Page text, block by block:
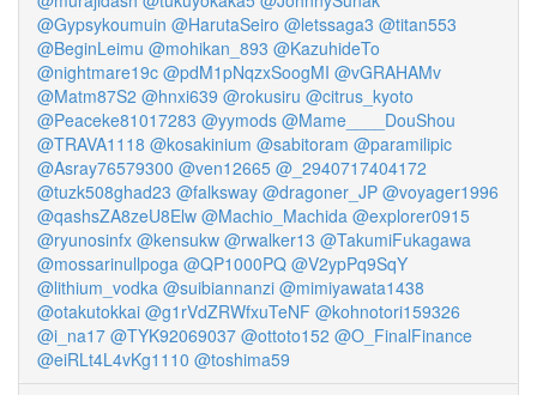
@Gypsykoumuin @HarutaSeiro @letssaga3 @titan553
@BeginLeimu @mohikan_893 @KazuhideTo
@nightmare19c @pdM1pNqzxSoogMI @vGRAHAMv
@Matm87S2 @hnxi639 @rokusiru @citrus_kyoto
@Peaceke81017283 @yymods @Mame____DouShou
@TRAVA1118 @kosakinium @sabitoram @paramilipic
@Asray76579300 @ven12665 @_2940717404172
@tuzk508ghad23 @falksway @dragoner_JP @voyager1996
@qashsZA8zeU8Elw @Machio_Machida @explorer0915
@ryunosinfx @kensukw @rwalker13 @TakumiFukagawa
@mossarinullpoga @QP1000PQ @V2ypPq9SqY
@lithium_vodka @suibiannanzi @mimiyawata1438
@otakutokkai @g1rVdZRWfxuTeNF @kohnotori159326
@i_na17 @TYK92069037 @ottoto152 @O_FinalFinance
@eiRLt4L4vKg1110 @toshima59